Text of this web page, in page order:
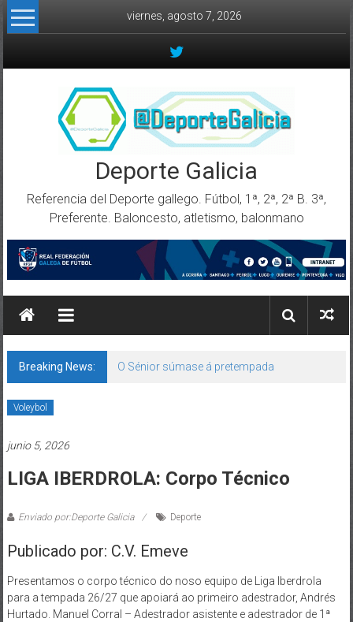
Skip to content
viernes, agosto 7, 2026
Deporte Galicia
Referencia del Deporte gallego. Fútbol, 1ª, 2ª, 2ª B. 3ª,
Preferente. Baloncesto, atletismo, balonmano
Breaking News: O Sénior súmase á pretempada
Voleybol
junio 5, 2026
LIGA IBERDROLA: Corpo Técnico
Enviado por:Deporte Galicia Deporte
Publicado por: C.V. Emeve
Presentamos o corpo técnico do noso equipo de Liga Iberdrola
para a tempada 26/27 que apoiará ao primeiro adestrador, Andrés
Hurtado. Manuel Corral – Adestrador asistente e adestrador de 1ª